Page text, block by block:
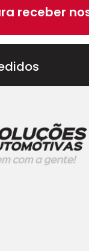
receber